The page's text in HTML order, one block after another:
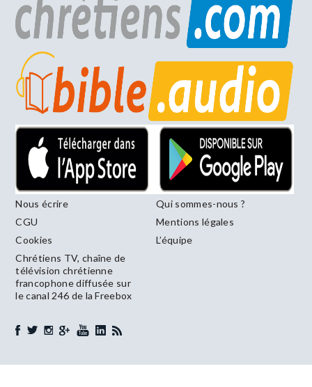
Nous écrire
Qui sommes-nous ?
CGU
Mentions légales
Cookies
L’équipe
Chrétiens TV, chaîne de
télévision chrétienne
francophone diffusée sur
le canal 246 de la Freebox